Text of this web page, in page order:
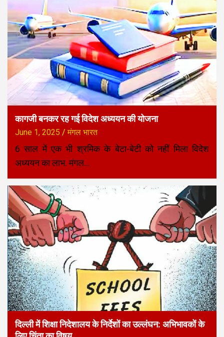
कागजी बनकर रह गई विदेश अध्ययन की योजना
June 1, 2025 मंगल भारत
6 साल में एक भी श्रमिक के बेटा-बेटी को नहीं मिला विदेश
अध्ययन का लाभ. मंगल…
दिल्ली में शिक्षा निदेशालय के निर्देशों का उल्लंघन: अभिभावकों के